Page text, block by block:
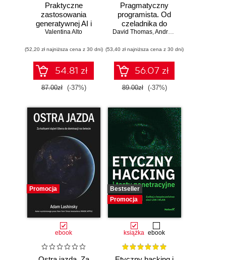
Praktyczne
zastosowania
generatywnej AI i
ChatGPT.
potencjał inżynierii
promptów z
technologiami
OpenAI dla
zwiększenia
kreatywności.
Wydanie II
Valentina Alto
(52,20 zł najniższa cena z 30 dni)
54.81 zł
87.00zł (-37%)
Pragmatyczny
programista. Od
czeladnika do
mistrza. Wydanie II
David Thomas,Andrew Hunt
(53,40 zł najniższa cena z 30 dni)
56.07 zł
89.00zł (-37%)
Promocja
ebook
Bestseller
Promocja
książka ebook